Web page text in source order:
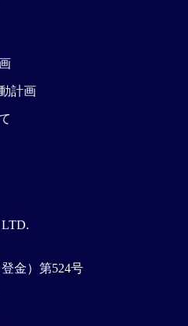
金）第524号
計画